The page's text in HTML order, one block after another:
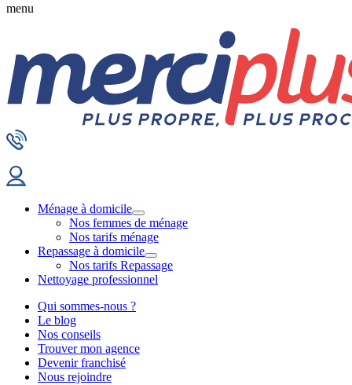
menu
Ménage à domicile
Nos femmes de ménage
Nos tarifs ménage
Repassage à domicile
Nos tarifs Repassage
Nettoyage professionnel
Qui sommes-nous ?
Le blog
Nos conseils
Trouver mon agence
Devenir franchisé
Nous rejoindre